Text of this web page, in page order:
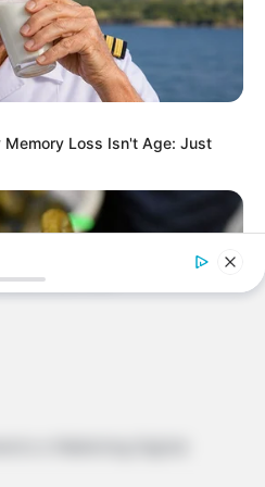
enviem-me o passo a
torres há 5 anos
principalmente do povinho e
bom dia
Loss Isn't Age: Just